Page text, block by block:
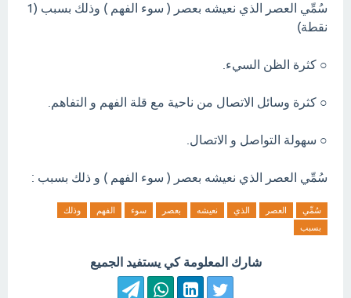
سُمِّي العصر الذي نعيشه بعصر ( سوء الفهم ) وذلك بسبب (1
نقطة)
○ كثرة الظن السيء.
○ كثرة وسائل الاتصال من ناحية مع قلة الفهم و التفاهم.
○ سهولة التواصل و الاتصال.
سُمِّي العصر الذي نعيشه بعصر ( سوء الفهم ) و ذلك بسبب :
سُمِّي العصر الذي نعيشه بعصر سوء الفهم
وذلك
بسبب
شارك المعلومة كي يستفيد الجميع